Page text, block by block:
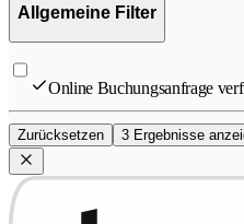
Allgemeine Filter
Online Buchungsanfrage
Zurücksetzen 3 Ergebnisse